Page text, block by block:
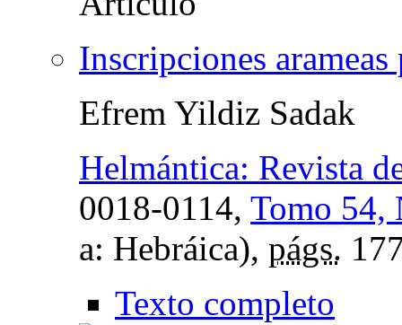
Inscripciones
Efrem Yildiz Sadak
Helmántica: Revista
0018-0114, Tomo 54,
a: Hebráica), págs.
Texto completo